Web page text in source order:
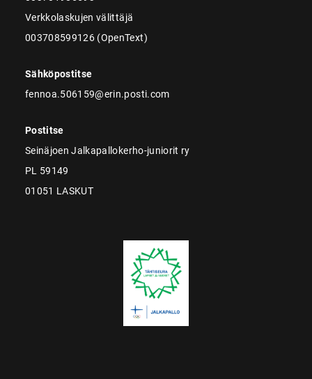
Verkkolaskujen välittäjä
003708599126 (OpenText)
Sähköpostitse
fennoa.506159@erin.posti.com
Postitse
Seinäjoen Jalkapallokerho-juniorit ry
PL 59149
01051 LASKUT